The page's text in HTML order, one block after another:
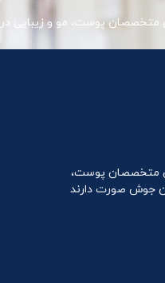
متخصصان پوست، مو و زیبایی
متخصصان پوست،
جوش صورت دارند